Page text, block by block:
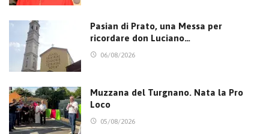
Pasian di Prato, una Messa per
ricordare don Luciano…
06/08/2026
Muzzana del Turgnano. Nata la Pro
Loco
05/08/2026